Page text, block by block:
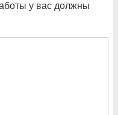
у вас должны